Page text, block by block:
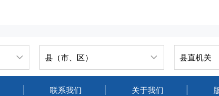
县（市、区） 县直机关
联系我们 关于我们